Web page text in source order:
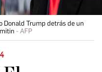
Donald Trump detrás de un
AFP